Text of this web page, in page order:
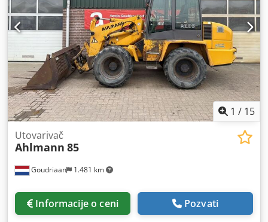
1 / 15
Goudriaan 1.481 km
Utovarivač
Ahlmann 85
Informacije o ceni Pozvati